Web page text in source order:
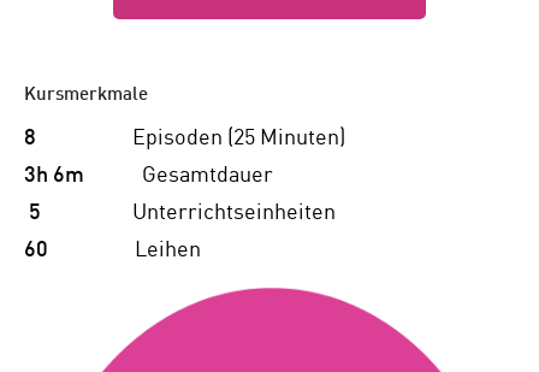
Kursmerkmale
8 Episoden (25 Minuten)
3h 6m Gesamtdauer
5 Unterrichtseinheiten
60 Leihen